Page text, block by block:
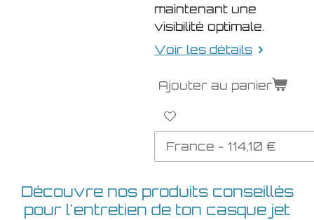
maintenant une
visibilité optimale.
Voir les détails
Ajouter au panier
Découvre nos produits conseillés
pour l'entretien de ton casque jet